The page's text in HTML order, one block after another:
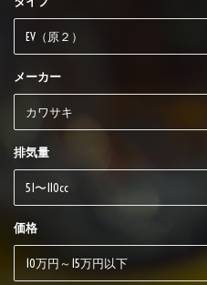
メーカー
排気量
価格